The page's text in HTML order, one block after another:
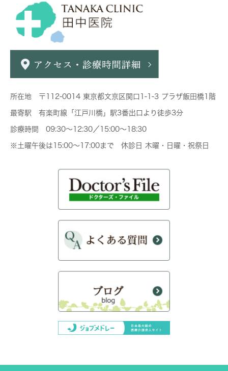
所在地 〒112-0014 東京都文京区関口1-1-3 プラザ飯田橋1階
最寄駅 有楽町線「江戸川橋」駅3番出口より徒歩3分
診療時間 09:30～12:30／15:00～18:30
※土曜午後は15:00～17:00まで 休診日 木曜・日曜・祝祭日